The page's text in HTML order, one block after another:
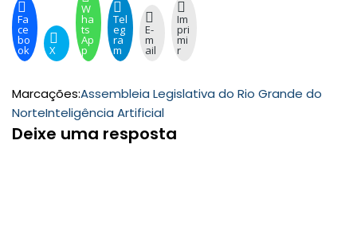
Fa
ce
bo
ok X
W
ha
ts
Ap
p
Tel
eg
ra
m
E-
m
ail
Im
pri
mi
r
Marcações:Assembleia Legislativa do Rio Grande do
NorteInteligência Artificial
Deixe uma resposta